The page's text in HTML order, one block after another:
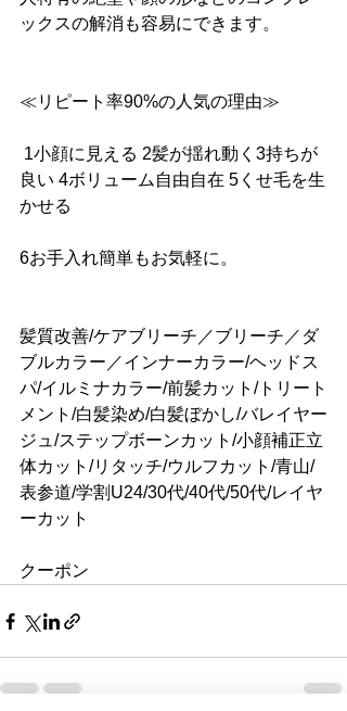
ックスの解消も容易にできます。
≪リピート率90%の人気の理由≫
1小顔に見える 2髪が揺れ動く3持ちが
良い 4ボリューム自由自在 5くせ毛を生
かせる
6お手入れ簡単もお気軽に。
髪質改善/ケアブリーチ／ブリーチ／ダ
ブルカラー／インナーカラー/ヘッドス
パ/イルミナカラー/前髪カット/トリート
メント/白髪染め/白髪ぼかし/バレイヤー
ジュ/ステップボーンカット/小顔補正立
体カット/リタッチ/ウルフカット/青山/
表参道/学割U24/30代/40代/50代/レイヤ
ーカット
クーポン